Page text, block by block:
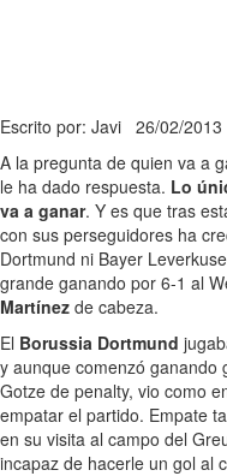
Escrito por: Javi 26/02/2013
A la pregunta de quien va a
le ha dado respuesta. Lo
va a ganar. Y es que tras
con sus perseguidores ha
Dortmund ni Bayer
grande ganando por 6-1 al
Martínez de cabeza.
El Borussia Dortmund
y aunque comenzó ganando
Gotze de penalty, vio como
empatar el partido. Empate
en su visita al campo del
incapaz de hacerle un gol al